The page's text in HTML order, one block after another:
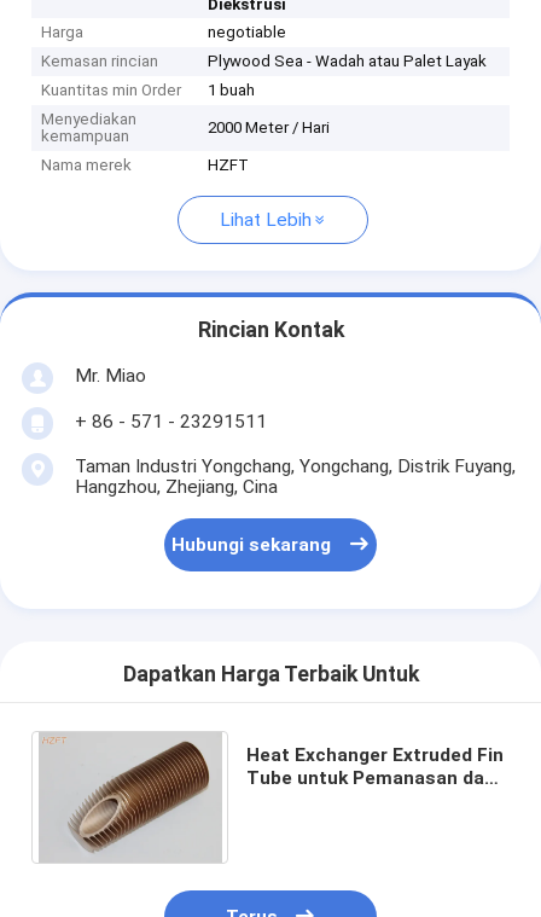
Diekstrusi
Harga
negotiable
Kemasan rincian
Plywood Sea - Wadah atau Palet Layak
Kuantitas min Order
1 buah
Menyediakan
kemampuan
2000 Meter / Hari
Nama merek HZFT
Lihat Lebih
Rincian Kontak
Mr. Miao
+ 86 - 571 - 23291511
Taman Industri Yongchang, Yongchang, Distrik Fuyang,
Hangzhou, Zhejiang, Cina
Hubungi sekarang
Dapatkan Harga Terbaik Untuk
Heat Exchanger Extruded Fin
Tube untuk Pemanasan dan